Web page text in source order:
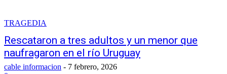
TRAGEDIA
Rescataron a tres adultos y un menor que
naufragaron en el río Uruguay
cable informacion - 7 febrero, 2026